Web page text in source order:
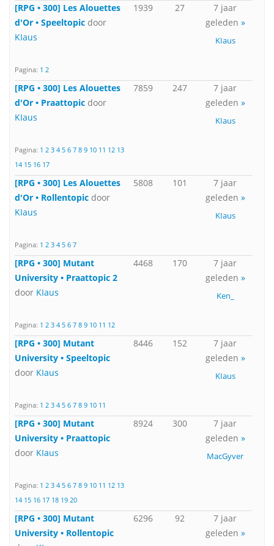
[RPG • 300] Les Alouettes
d'Or • Speeltopic door
KIaus
Pagina: 1 2
1939 27
7 jaar
geleden »
KIaus
[RPG • 300] Les Alouettes
d'Or • Praattopic door
KIaus
Pagina: 1 2 3 4 5 6 7 8 9 10 11 12 13
14 15 16 17
7859 247
7 jaar
geleden »
KIaus
[RPG • 300] Les Alouettes
d'Or • Rollentopic door
KIaus
Pagina: 1 2 3 4 5 6 7
5808 101
7 jaar
geleden »
KIaus
[RPG • 300] Mutant
University • Praattopic 2
door KIaus
Pagina: 1 2 3 4 5 6 7 8 9 10 11 12
4468 170
7 jaar
geleden »
Ken_
[RPG • 300] Mutant
University • Speeltopic
door KIaus
Pagina: 1 2 3 4 5 6 7 8 9 10 11
8446 152
7 jaar
geleden »
KIaus
[RPG • 300] Mutant
University • Praattopic
door KIaus
Pagina: 1 2 3 4 5 6 7 8 9 10 11 12 13
14 15 16 17 18 19 20
8924 300
7 jaar
geleden »
MacGyver
[RPG • 300] Mutant
University • Rollentopic
6296 92
7 jaar
geleden »